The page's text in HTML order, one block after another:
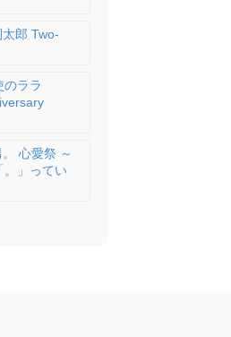
郎 Two-
ララ
心愛祭 ～
。」ってい